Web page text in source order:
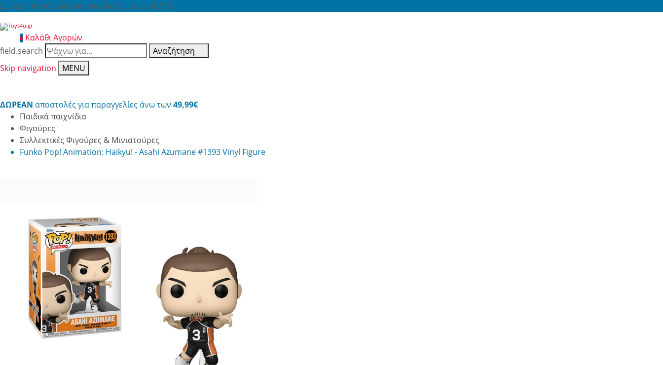
Δωρεάν Αποστολές για αγορές άνω των 49,99€
0 Καλάθι Αγορών
field.search
Αναζήτηση
Skip navigation
MENU
ΔΩΡΕΑΝ αποστολές για παραγγελίες άνω των 49,99€
Παιδικά παιχνίδια
Φιγούρες
Συλλεκτικές Φιγούρες & Μινιατούρες
Funko Pop! Animation: Haikyu! - Asahi Azumane #1393 Vinyl Figure